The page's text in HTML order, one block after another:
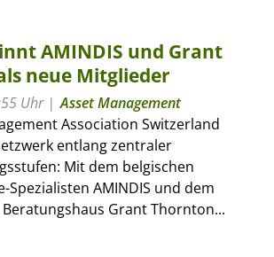
AMINDIS und Grant
neue Mitglieder
Uhr
Asset Management
Association Switzerland
entlang zentraler
Mit dem belgischen
Spezialisten AMINDIS und dem
Grant Thornton...